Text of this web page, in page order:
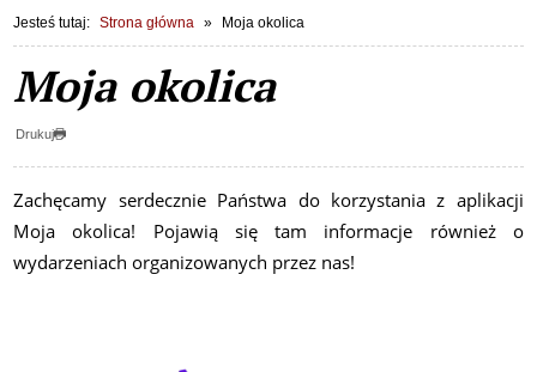
Jesteś tutaj: Strona główna Moja okolica
Moja okolica
Drukuj
Zachęcamy serdecznie Państwa do korzystania z aplikacji
Moja okolica! Pojawią się tam informacje również o
wydarzeniach organizowanych przez nas!